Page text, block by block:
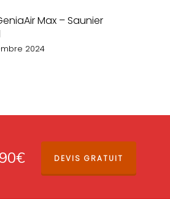
Max – Saunier
2024
DEVIS GRATUIT